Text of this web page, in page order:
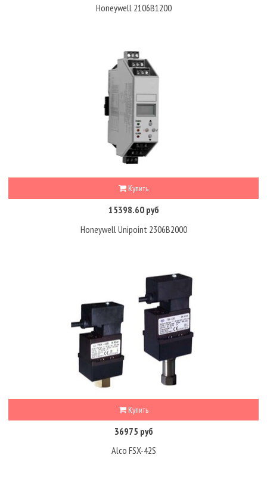
Honeywell 2106B1200
Купить
15398.60 руб
Honeywell Unipoint 2306B2000
Купить
36975 руб
Alco FSX-42S